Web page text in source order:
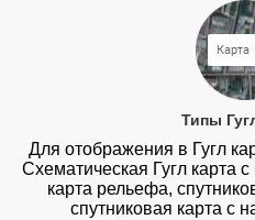
Типы
Для отображения в Гугл
Схематическая Гугл карта
карта рельефа,
спутниковая карта с